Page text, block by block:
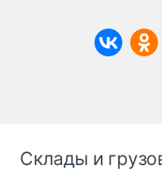
Склады и